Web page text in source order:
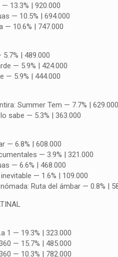
13.3% | 920.000
— 10.5% | 694.000
— 10.6% | 747.000
| 489.000
— 5.9% | 424.000
— 5.9% | 444.000
Summer Tem — 7.7% | 629.000
sabe — 5.3% | 363.000
— 6.8% | 608.000
— 3.9% | 321.000
— 6.6% | 468.000
— 1.6% | 109.000
Ruta del ámbar — 0.8% |
1 — 19.3% | 323.000
— 15.7% | 485.000
— 10.3% | 782.000